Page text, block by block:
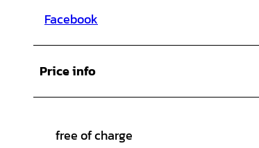
Facebook
Price info
free of charge